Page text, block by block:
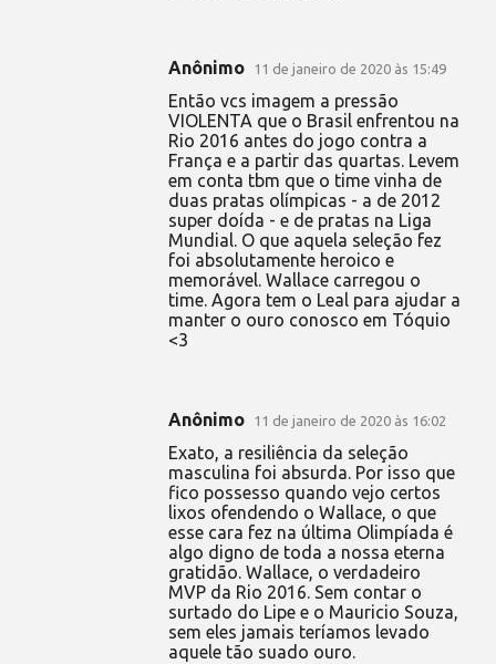
Anônimo 11 de janeiro de 2020 às 15:49
Então vcs imagem a pressão
VIOLENTA que o Brasil enfrentou na
Rio 2016 antes do jogo contra a
França e a partir das quartas. Levem
em conta tbm que o time vinha de
duas pratas olímpicas - a de 2012
super doída - e de pratas na Liga
Mundial. O que aquela seleção fez
foi absolutamente heroico e
memorável. Wallace carregou o
time. Agora tem o Leal para ajudar a
manter o ouro conosco em Tóquio
<3
Anônimo 11 de janeiro de 2020 às 16:02
Exato, a resiliência da seleção
masculina foi absurda. Por isso que
fico possesso quando vejo certos
lixos ofendendo o Wallace, o que
esse cara fez na última Olimpíada é
algo digno de toda a nossa eterna
gratidão. Wallace, o verdadeiro
MVP da Rio 2016. Sem contar o
surtado do Lipe e o Mauricio Souza,
sem eles jamais teríamos levado
aquele tão suado ouro.